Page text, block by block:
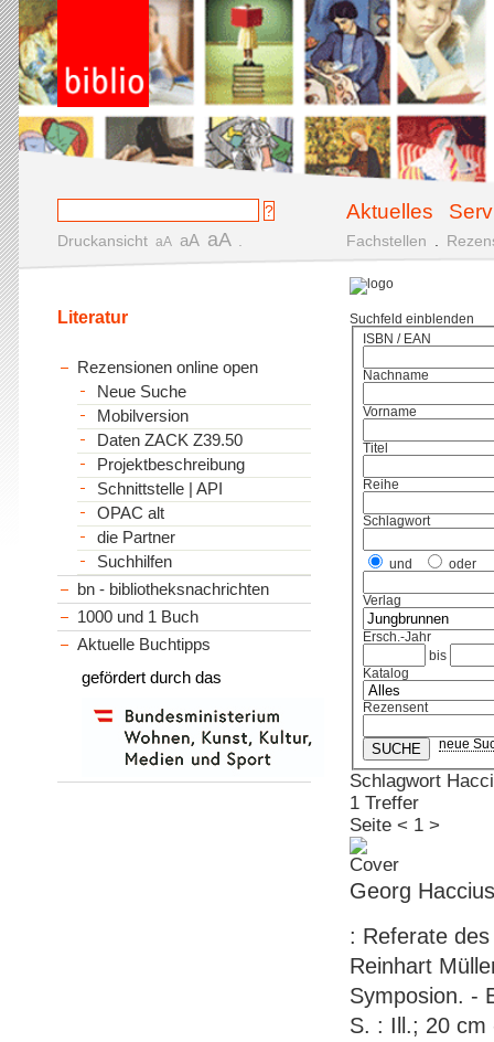
Aktuelles
Druckansicht aA aA aA Fachstellen
Suchfeld einblenden
ISBN / EAN
Nachname
Vorname
Titel
Reihe
Schlagwort
und oder
Verlag
Ersch.-Jahr
bis
Katalog
Rezensent
neue
Schlagwort
1 Treffer
Seite < 1 >
Georg Haccius
: Referate
Reinhart
Symposion. -
S. : Ill.; 20 cm
Literatur
Rezensionen online open
Neue Suche
Mobilversion
Daten ZACK Z39.50
Projektbeschreibung
Schnittstelle | API
OPAC alt
die Partner
Suchhilfen
bn - bibliotheksnachrichten
1000 und 1 Buch
Aktuelle Buchtipps
gefördert durch das